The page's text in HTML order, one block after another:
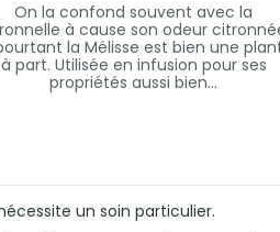
On la confond souvent avec la
à cause son odeur
la Mélisse est bien une
à part. Utilisée en infusion pour ses
propriétés aussi bien...
un soin particulier.